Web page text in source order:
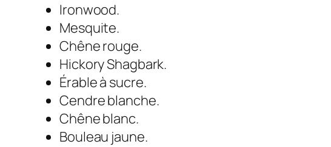
Ironwood.
Mesquite.
Chêne rouge.
Hickory Shagbark.
Érable à sucre.
Cendre blanche.
Chêne blanc.
Bouleau jaune.